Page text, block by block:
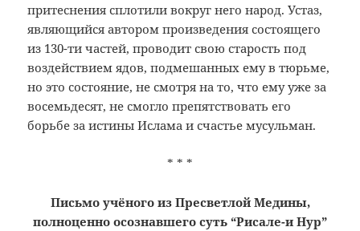
притеснения сплотили вокруг него народ. Устаз,
являющийся автором произведения состоящего
из 130-ти частей, проводит свою старость под
воздействием ядов, подмешанных ему в тюрьме,
но это состояние, не смотря на то, что ему уже за
восемьдесят, не смогло препятствовать его
борьбе за истины Ислама и счастье мусульман.
* * *
Письмо учёного из Пресветлой Медины,
полноценно осознавшего суть “Рисале-и Нур”